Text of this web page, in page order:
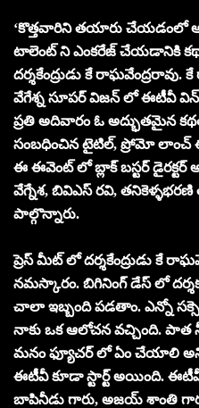
‘కొత్తవారిని తయారు చేయడంలో
టాలెంట్ ని ఎంకరేజ్ చేయడానికి
దర్శకేంద్రుడు కే రాఘవేంద్రరావు.
వేగేశ్న సూపర్ విజన్ లో ఈటీవీ
ప్రతి అదివారం ఓ అద్భుతమైన
సంబధించిన టైటిల్, ప్రోమో లాంచ్
ఈ ఈవెంట్ లో బ్లాక్ బస్టర్ డైరక్టర్
వేగ్నేశ, బివిఎస్ రవి,
పాల్గొన్నారు.
ప్రెస్ మీట్ లో దర్శకేంద్రుడు కే
నమస్కారం. బిగినింగ్ డేస్ లో
చాలా ఇబ్బంది పడతాం. ఎన్నో
నాకు ఒక ఆలోచన వచ్చింది. పాత
మనం ఫ్యూచర్ లో ఏం చేయాలి అని
ఈటీవీ కూడా స్టార్ట్ అయింది.
బాపినీడు గారు, అజయ్ శాంతి